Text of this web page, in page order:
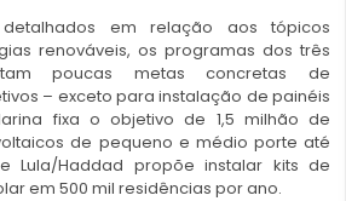
em relação aos tópicos
renováveis, os programas dos três
poucas metas concretas de
– exceto para instalação de painéis
fixa o objetivo de 1,5 milhão de
de pequeno e médio porte até
Lula/Haddad propõe instalar kits de
em 500 mil residências por ano.